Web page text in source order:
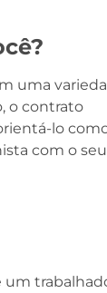
uma
o contrato
lo
com o seu
um